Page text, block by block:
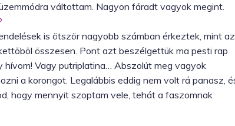
váltottam. Nagyon fáradt vagyok megint.
is ötször nagyobb számban érkeztek, mint az
összesen. Pont azt beszélgettük ma pesti rap
Vagy putriplatina… Abszolút meg vagyok
a korongot. Legalábbis eddig nem volt rá panasz,
hogy mennyit szoptam vele, tehát a faszomnak